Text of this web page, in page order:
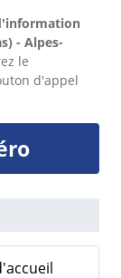
- Alpes-
le
d'appel